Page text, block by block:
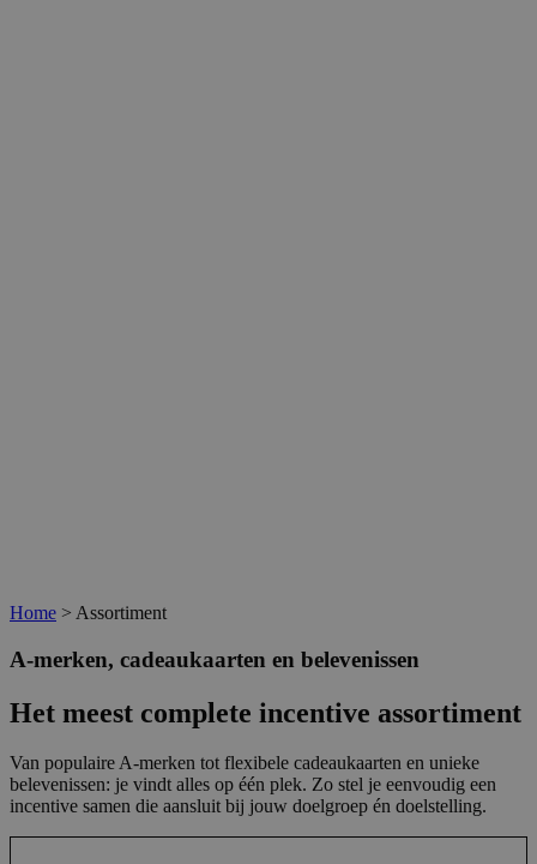
Home > Assortiment
A-merken, cadeaukaarten en belevenissen
Het meest complete incentive assortiment
Van populaire A-merken tot flexibele cadeaukaarten en unieke
belevenissen: je vindt alles op één plek. Zo stel je eenvoudig een
incentive samen die aansluit bij jouw doelgroep én doelstelling.